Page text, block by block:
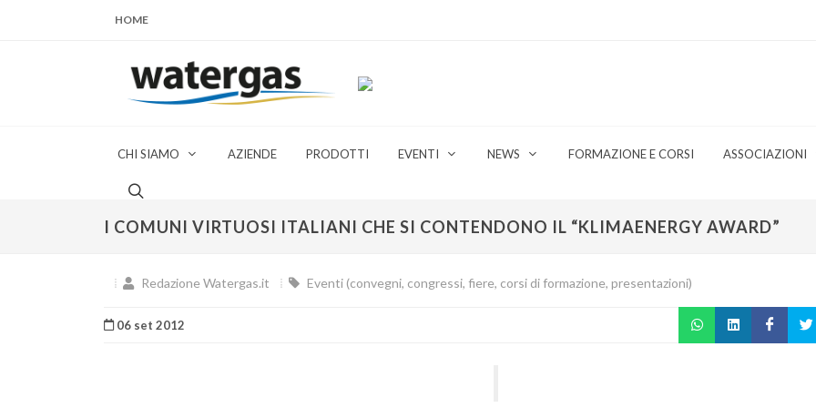
HOME
CHI SIAMO AZIENDE PRODOTTI EVENTI NEWS FORMAZIONE E CORSI ASSOCIAZIONI
I COMUNI VIRTUOSI ITALIANI CHE SI CONTENDONO IL “KLIMAENERGY AWARD”
Redazione Watergas.it Eventi (convegni, congressi, fiere, corsi di formazione, presentazioni)
06 set 2012